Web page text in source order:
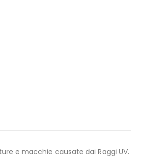
e macchie causate dai Raggi UV.